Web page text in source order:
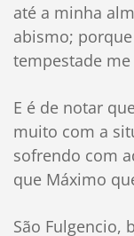
até a minha
abismo;
tempestade
E é de notar
muito com a
sofrendo com
que Máximo
São Fulgencio,